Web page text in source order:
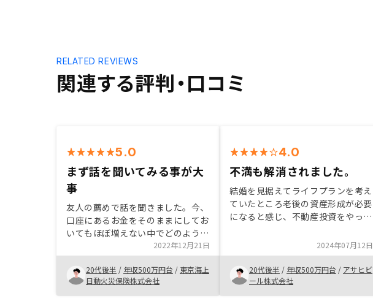
関連する評判・口コミ
RELATED REVIEWS
5.0
まず話を聞いてみる事が大
事
友人の薦めで話を聞きました。今、
口座にあるお金をそのままにしてお
いてもほぼ増えない中でどのように
増やしていけば良いのか手が打てて
いませんでした。不動産投資という
自分にとって新しいものをリスクを
含め丁寧に説明してもらえた事が非
常に大きかったです。
2022年12月21日
20代後半 / 年収500万円台 / 東京海上
日動火災保険株式会社
4.0
不満も解消されました。
結婚を見据えてライフプランを考え
ていたところ老後の資産形成が必要
になると感じ、不動産投資をやって
興味を持ち、面談をさせていただき
ました。 空室になる時期のリスク
が気になっていましたが、リノシー
の物件であれば空室期間が短いこと
が購入決定の理由の一つになりまし
2024年07月12日
20代後半 / 年収500万円台 / アサヒビ
ール株式会社